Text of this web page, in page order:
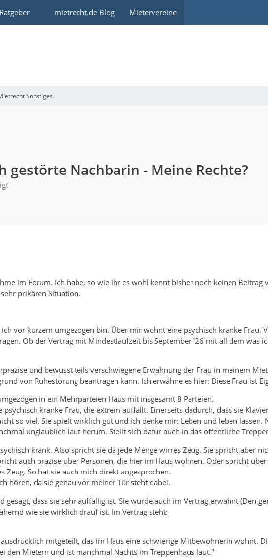
mietrecht.de Blog Mietervereine
Sonstiges
gestörte Nachbarin - Meine Rechte?
im Forum. Ich habe, so wie ihr es wohl kennt bisher noch keinen Beitrag
prikären Situation.
ich vor kurzem umgezogen bin. Über mir wohnt eine psychisch kranke Frau.
Ob der Vertrag mit Mindestlaufzeit bis September '26 mit all dem was
und bewusst teils verschwiegene Erwähnung der Frau in meinem
von Ruhestörung beantragen kann. Ich erwähne es hier: Diese Frau ist
in ein Mehrparteien Haus mit insgesamt 8 Parteien.
kranke Frau, die extrem auffällt. Einerseits dadurch, dass sie
so viel. Sie spielt wirklich gut und ich denke mir: Leben und leben lassen.
unglaublich laut herum. Stellt sich dafür auch in das öffentliche
krank. Also spricht sie da jede Menge wirres Zeug. Sie spricht aber
auch präzise über Personen, die hier im Haus wohnen. Oder spricht
Zeug. So hat sie auch mich direkt angesprochen.
hören, da sie genau vor meiner Tür steht dabei.
gesagt, dass sie sehr auffällig ist. Sie wurde auch im Vertrag erwähnt (Den
wie sie wirklich drauf ist. Im Vertrag steht:
mitgeteilt, das im Haus eine schwierige Mitbewohnerin wohnt.
den Mietern und ist manchmal Nachts im Treppenhaus laut."